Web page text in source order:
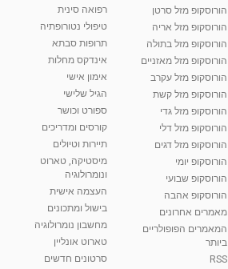
הורוסקופ מזל סרטן
הורוסקופ מזל אריה
הורוסקופ מזל בתולה
הורוסקופ מזל מאזניים
הורוסקופ מזל עקרב
הורוסקופ מזל קשת
הורוסקופ מזל גדי
הורוסקופ מזל דלי
הורוסקופ מזל דגים
הורוסקופ יומי
הורוסקופ שבועי
הורוסקופ אהבה
מאמרים אחרונים
המאמרים הפופולריים
ביותר
RSS
רפואה סינית
טיפולי נטורופתיה
תרופות סבתא
אינדקס מחלות
אימון אישי
הגיל שלישי
ספורט וכושר
קורסים ומדריכים
תיירות וטיולים
מיסטיקה, טארוט
ונומרולוגיה
העצמה אישית
בישול ומתכונים
מחשבון נומרולוגיה
טארוט אונליין
סרטונים חדשים